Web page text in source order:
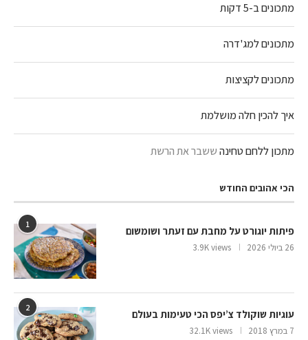
מתכונים ב-5 דקות
מתכונים למג'דרה
מתכונים לקציצות
איך להכין חלה מושלמת
מתכון ללחם טחינהששבר את הרשת
הכי אהובים החודש
1
פיתות יוגורט על מחבת עם זעתר ושומשום
26 ביולי 2026 3.9K views
2
עוגיות שוקולד צ’יפס הכי טעימות בעולם
7 במרץ 2018 32.1K views